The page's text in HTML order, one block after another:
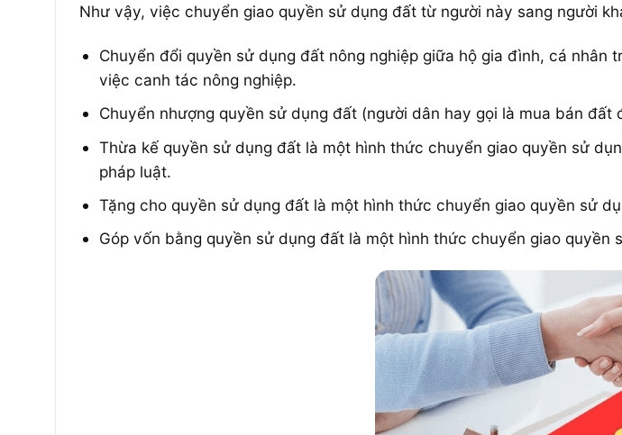
Như vậy, việc chuyển giao quyền sử dụng đất từ người này sang người
Chuyển đổi quyền sử dụng đất nông nghiệp giữa hộ gia đình, cá
việc canh tác nông nghiệp.
Chuyển nhượng quyền sử dụng đất (người dân hay gọi là mua bán
Thừa kế quyền sử dụng đất là một hình thức chuyển giao quyền sử
pháp luật.
Tặng cho quyền sử dụng đất là một hình thức chuyển giao quyền sử
Góp vốn bằng quyền sử dụng đất là một hình thức chuyển giao